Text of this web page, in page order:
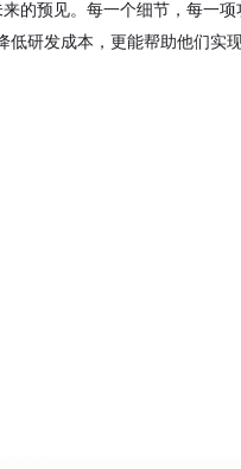
的预见。每一个细节，每一
低研发成本，更能帮助他们实